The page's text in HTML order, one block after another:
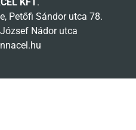
Petőfi Sándor utca 78.
Nádor utca